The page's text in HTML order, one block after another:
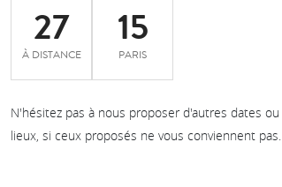
27
À DISTANCE
15
PARIS
N'hésitez pas à nous proposer d'autres dates ou
lieux, si ceux proposés ne vous conviennent pas.